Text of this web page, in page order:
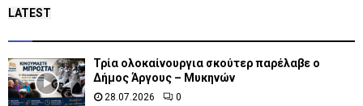
LATEST
Τρία ολοκαίνουργια σκούτερ παρέλαβε o
Δήμος Άργους – Μυκηνών
28.07.2026 0